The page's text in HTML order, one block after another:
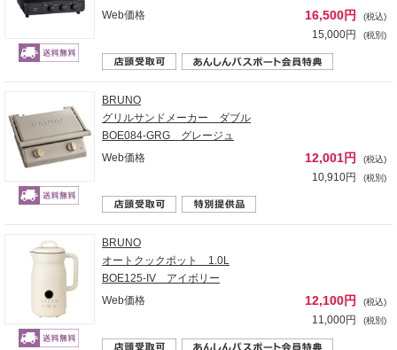
Web価格
16,500円 (税込)
15,000円 (税別)
BRUNO
グリルサンドメーカー ダブル
BOE084-GRG グレージュ
Web価格
12,001円 (税込)
10,910円 (税別)
BRUNO
オートクックポット 1.0L
BOE125-IV アイボリー
Web価格
12,100円 (税込)
11,000円 (税別)